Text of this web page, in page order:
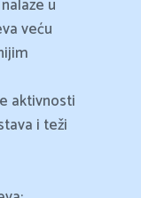
u
veću
aktivnosti
i teži